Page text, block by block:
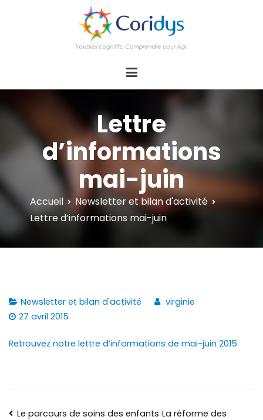
d'actions Information Accompagnement
Innovation/E­xpertise Formations autour des
Lettre
d’informations
mai-juin
Accueil
Newsletter et bilan d'activité
Lettre d’informations mai-juin
Newsletter et bilan d'activité
virginie
27 avril 2015
Retrouvez notre lettre d’informations de mai-juin 2015
Le parcours de soins des enfants La réforme des